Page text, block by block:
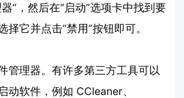
”，然后在“启动”选项卡中找到要
择它并点击“禁用”按钮即可。
管理器。有许多第三方工具可以
动软件，例如 CCleaner、